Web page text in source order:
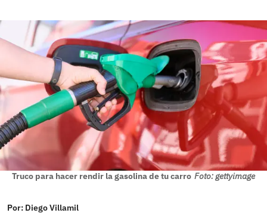
Truco para hacer rendir la gasolina de tu carro Foto: gettyimage
Por: Diego Villamil